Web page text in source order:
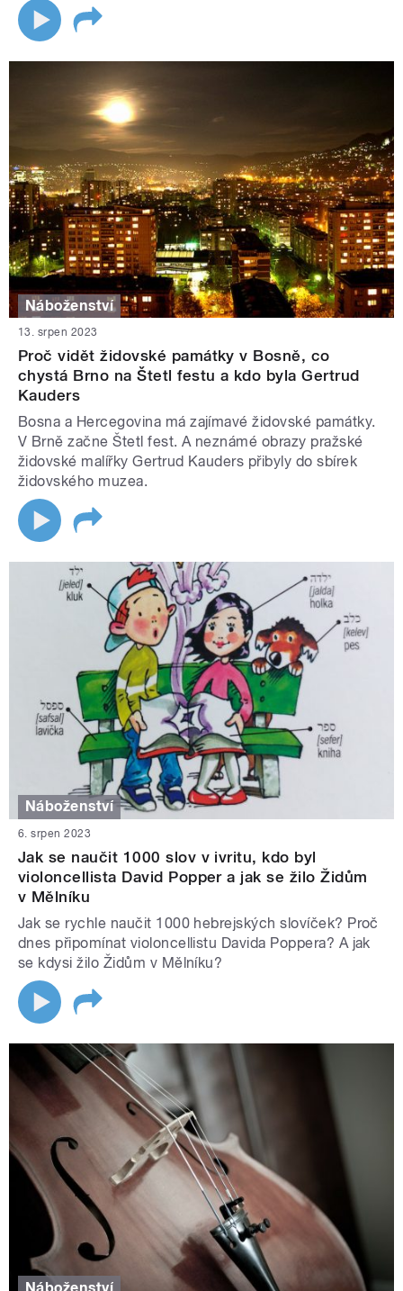
Náboženství
13. srpen 2023
Proč vidět židovské památky v Bosně, co
chystá Brno na Štetl festu a kdo byla Gertrud
Kauders
Bosna a Hercegovina má zajímavé židovské památky.
V Brně začne Štetl fest. A neznámé obrazy pražské
židovské malířky Gertrud Kauders přibyly do sbírek
židovského muzea.
Náboženství
6. srpen 2023
Jak se naučit 1000 slov v ivritu, kdo byl
violoncellista David Popper a jak se žilo Židům
v Mělníku
Jak se rychle naučit 1000 hebrejských slovíček? Proč
dnes připomínat violoncellistu Davida Poppera? A jak
se kdysi žilo Židům v Mělníku?
Náboženství